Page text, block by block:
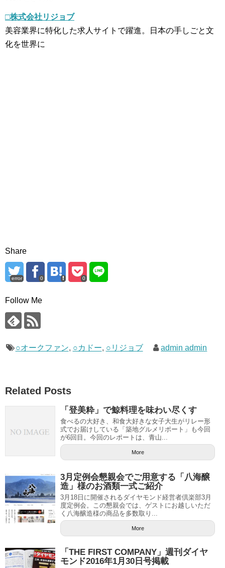
□株式会社リジョブ
美容業界に特化した求人サイトで躍進。日本の手しごと文
化を世界に
Share
error 0 0
Follow Me
○オークファン, ○カドー, ○リジョブ admin admin
Related Posts
「登美粋」で鯨料理を味わい尽くす
食べるの大好き、和食大好きな女子大生がリレー形
式でお届けしている「築地グルメリポート」も今回
が6回目。今回のレポートは、青山...
More
3月定例会懇親会でご用意する「八海醸
造」様のお酒類一式ご紹介
3月18日に開催されるダイヤモンド経営者倶楽部3月
度定例会。この懇親会では、ゲストにお越しいただ
く八海醸造様の商品を多数取り...
More
「THE FIRST COMPANY」週刊ダイヤ
モンド2016年1月30日号掲載